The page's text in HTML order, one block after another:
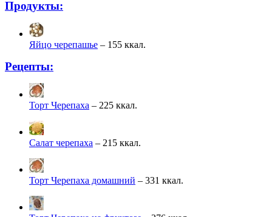
Продукты:
Яйцо черепашье – 155 ккал.
Рецепты:
Торт Черепаха – 225 ккал.
Салат черепаха – 215 ккал.
Торт Черепаха домашний – 331 ккал.